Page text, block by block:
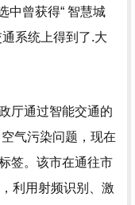
中曾获得“ 智慧城
系统上得到了.大
厅通过智能交通的
气污染问题，现在
签。该市在通往市
利用射频识别、激